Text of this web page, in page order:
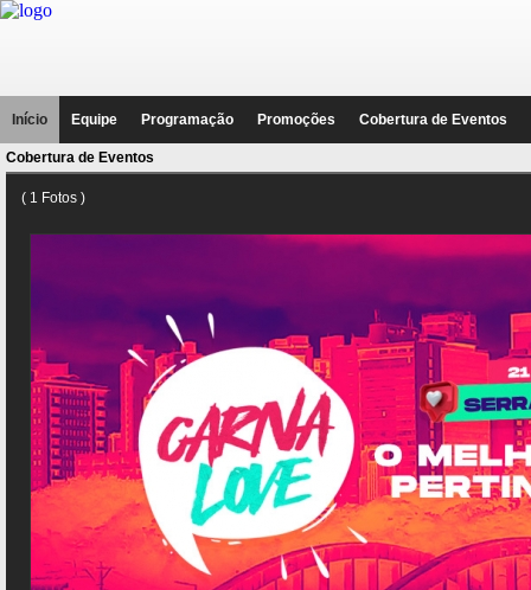
Início Equipe Programação Promoções Cobertura de Eventos
Cobertura de Eventos
( 1 Fotos )